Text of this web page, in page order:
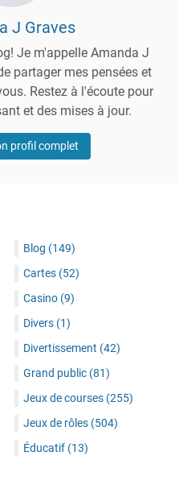
J Graves
Je m'appelle Amanda J
partager mes pensées et
Restez à l'écoute pour
et des mises à jour.
profil complet
Blog (149)
Cartes (52)
Casino (9)
Divers (1)
Divertissement (42)
Grand public (81)
Jeux de courses (255)
Jeux de rôles (504)
Éducatif (13)